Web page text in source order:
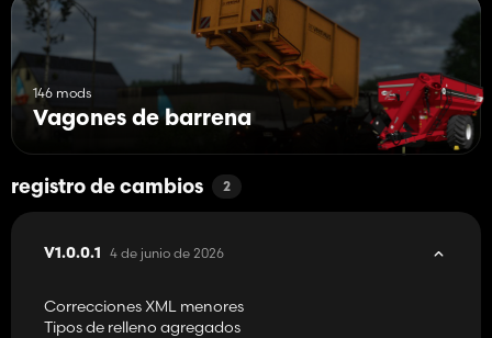
146 mods
Vagones de barrena
registro de cambios 2
V1.0.0.1 4 de junio de 2026
Correcciones XML menores
Tipos de relleno agregados